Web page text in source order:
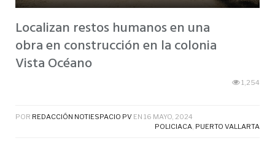
Localizan restos humanos en una
obra en construcción en la colonia
Vista Océano
1,254
POR REDACCIÓN NOTIESPACIO PV EN 16 MAYO, 2024
POLICIACA PUERTO VALLARTA